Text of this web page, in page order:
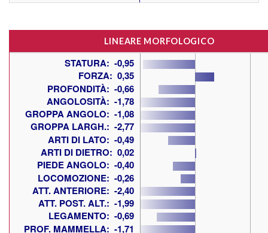
LINEARE MORFOLOGICO